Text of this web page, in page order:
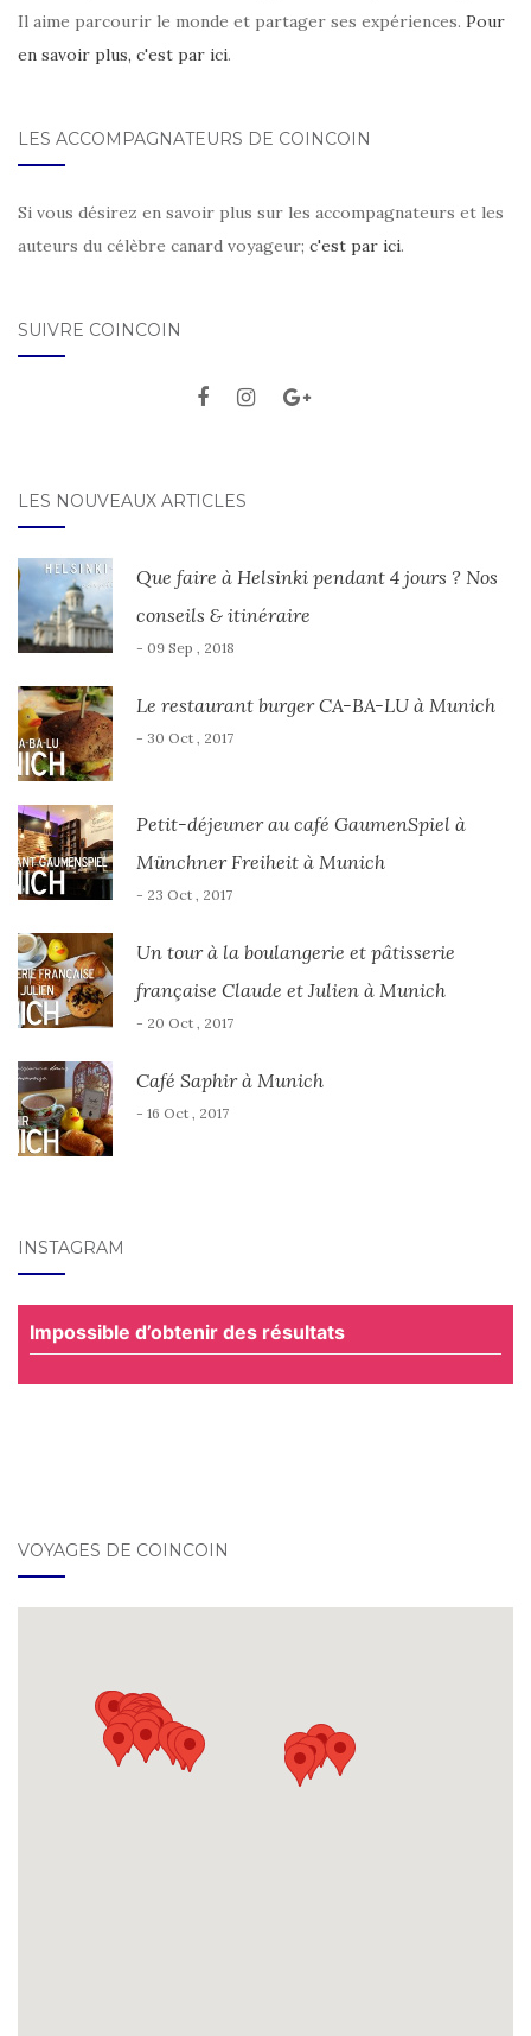
Il aime parcourir le monde et partager ses expériences. Pour
en savoir plus, c'est par ici.
LES ACCOMPAGNATEURS DE COINCOIN
Si vous désirez en savoir plus sur les accompagnateurs et les
auteurs du célèbre canard voyageur; c'est par ici.
SUIVRE COINCOIN
LES NOUVEAUX ARTICLES
Que faire à Helsinki pendant 4 jours ? Nos
conseils & itinéraire
- 09 Sep , 2018
Le restaurant burger CA-BA-LU à Munich
- 30 Oct , 2017
Petit-déjeuner au café GaumenSpiel à
Münchner Freiheit à Munich
- 23 Oct , 2017
Un tour à la boulangerie et pâtisserie
française Claude et Julien à Munich
- 20 Oct , 2017
Café Saphir à Munich
- 16 Oct , 2017
INSTAGRAM
Impossible d’obtenir des résultats
VOYAGES DE COINCOIN